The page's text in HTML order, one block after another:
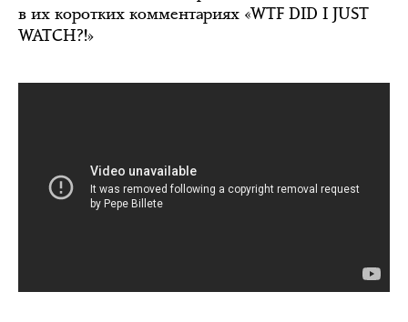
в их коротких комментариях «WTF DID I JUST
WATCH?!»